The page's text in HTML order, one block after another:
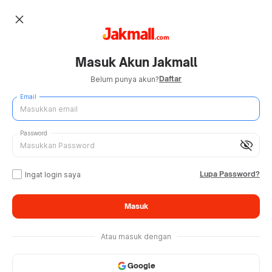
close
Masuk Akun Jakmall
Belum punya akun?Daftar
Email
visibility_off
Password
Ingat login saya Lupa Password?
Masuk
Atau masuk dengan
Google